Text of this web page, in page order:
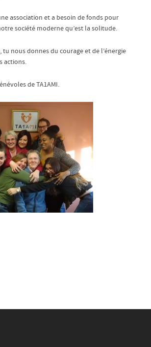
association et a besoin de fonds pour
société moderne qu’est la solitude.
tu nous donnes du courage et de l’énergie
actions.
de TA1AMI.